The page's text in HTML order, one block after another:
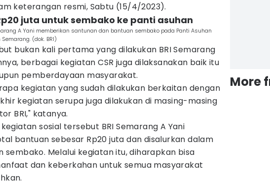
keterangan resmi, Sabtu (15/4/2023).
juta untuk sembako ke panti asuhan
A Yani memberikan santunan dan bantuan sembako pada Panti Asuhan
(dok. BRI)
bukan kali pertama yang dilakukan BRI Semarang
berbagai kegiatan CSR juga dilaksanakan baik itu
pemberdayaan masyarakat.
kegiatan yang sudah dilakukan berkaitan dengan
kegiatan serupa juga dilakukan di masing-masing
BRI," katanya.
sosial tersebut BRI Semarang A Yani
bantuan sebesar Rp20 juta dan disalurkan dalam
sembako. Melalui kegiatan itu, diharapkan bisa
dan keberkahan untuk semua masyarakat
More